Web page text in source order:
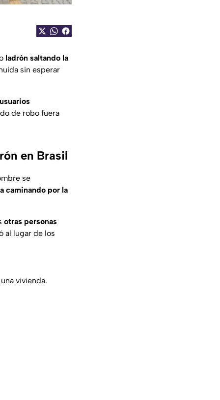
ladrón saltando la
sin esperar
usuarios
de robo fuera
en Brasil
se
caminando por la
otras personas
al lugar de los
vivienda.